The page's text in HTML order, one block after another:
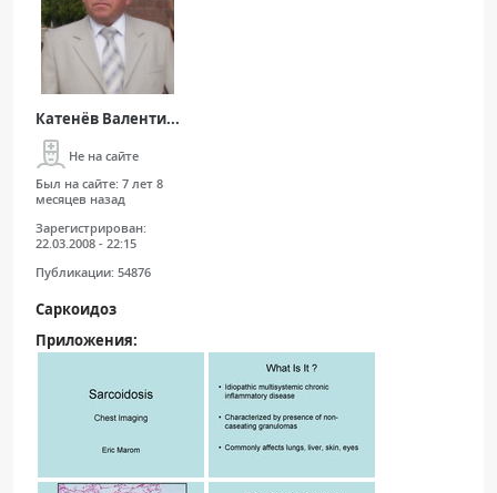
Катенёв Валенти...
Не на сайте
Был на сайте: 7 лет 8
месяцев назад
Зарегистрирован:
22.03.2008 - 22:15
Публикации: 54876
Саркоидоз
Приложения: